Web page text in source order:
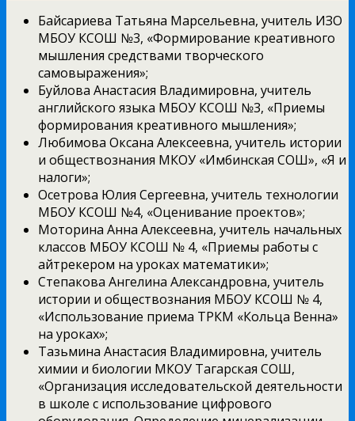
Байсариева Татьяна Марсельевна, учитель ИЗО
МБОУ КСОШ №3, «Формирование креативного
мышления средствами творческого
самовыражения»;
Буйлова Анастасия Владимировна, учитель
английского языка МБОУ КСОШ №3, «Приемы
формирования креативного мышления»;
Любимова Оксана Алексеевна, учитель истории
и обществознания МКОУ «Имбинская СОШ», «Я и
налоги»;
Осетрова Юлия Сергеевна, учитель технологии
МБОУ КСОШ №4, «Оценивание проектов»;
Моторина Анна Алексеевна, учитель начальных
классов МБОУ КСОШ № 4, «Приемы работы с
айтрекером на уроках математики»;
Степакова Ангелина Александровна, учитель
истории и обществознания МБОУ КСОШ № 4,
«Использование приема ТРКМ «Кольца Венна»
на уроках»;
Тазьмина Анастасия Владимировна, учитель
химии и биологии МКОУ Тагарская СОШ,
«Организация исследовательской деятельности
в школе с использование цифрового